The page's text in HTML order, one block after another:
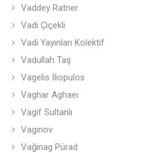
Vaddey Ratner
Vadi Çiçekli
Vadi Yayınları Kolektif
Vadullah Taş
Vagelis İliopulos
Vaghar Aghaei
Vagif Sultanlı
Vaginov
Vağinag Pürad